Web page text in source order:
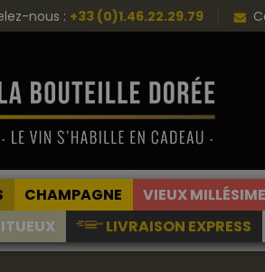
nous : +33 (0)1.46.22.29.79
CHAMPAGNE VIEUX
LIVRAISON EXPRESS